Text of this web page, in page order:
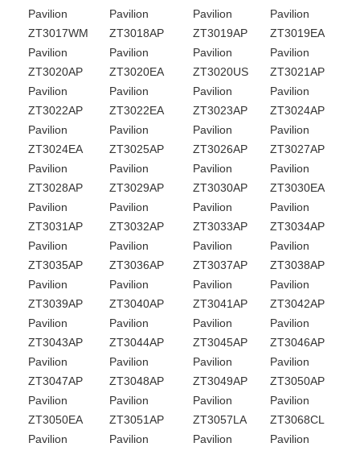
Pavilion
ZT3017WM
Pavilion
ZT3018AP
Pavilion
ZT3019AP
Pavilion
ZT3019EA
Pavilion
ZT3020AP
Pavilion
ZT3020EA
Pavilion
ZT3020US
Pavilion
ZT3021AP
Pavilion
ZT3022AP
Pavilion
ZT3022EA
Pavilion
ZT3023AP
Pavilion
ZT3024AP
Pavilion
ZT3024EA
Pavilion
ZT3025AP
Pavilion
ZT3026AP
Pavilion
ZT3027AP
Pavilion
ZT3028AP
Pavilion
ZT3029AP
Pavilion
ZT3030AP
Pavilion
ZT3030EA
Pavilion
ZT3031AP
Pavilion
ZT3032AP
Pavilion
ZT3033AP
Pavilion
ZT3034AP
Pavilion
ZT3035AP
Pavilion
ZT3036AP
Pavilion
ZT3037AP
Pavilion
ZT3038AP
Pavilion
ZT3039AP
Pavilion
ZT3040AP
Pavilion
ZT3041AP
Pavilion
ZT3042AP
Pavilion
ZT3043AP
Pavilion
ZT3044AP
Pavilion
ZT3045AP
Pavilion
ZT3046AP
Pavilion
ZT3047AP
Pavilion
ZT3048AP
Pavilion
ZT3049AP
Pavilion
ZT3050AP
Pavilion
ZT3050EA
Pavilion
ZT3051AP
Pavilion
ZT3057LA
Pavilion
ZT3068CL
Pavilion
Pavilion
Pavilion
Pavilion